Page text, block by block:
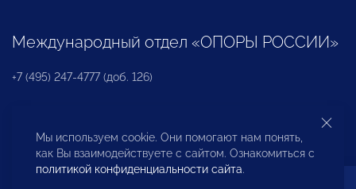
Международный отдел «ОПОРЫ РОССИИ»
+7 (495) 247-4777 (доб. 126)
Бюро по защите прав предпринимателей и
инвесторов
Мы используем cookie. Они помогают нам понять,
как Вы взаимодействуете с сайтом. Ознакомиться с
политикой конфиденциальности сайта.